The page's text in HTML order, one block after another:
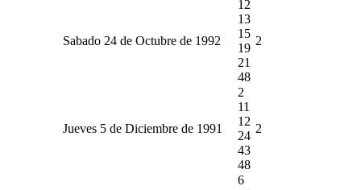
Sabado 24 de Octubre de 1992
12
13
15
19
21
48
2
Jueves 5 de Diciembre de 1991
2
11
12
24
43
48
2
6